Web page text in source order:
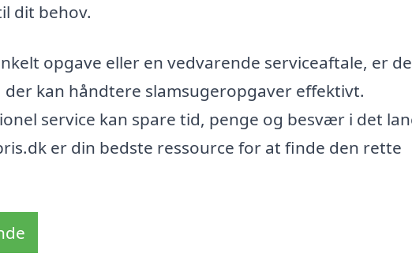
dit behov.
opgave eller en vedvarende serviceaftale, er
kan håndtere slamsugeropgaver effektivt.
service kan spare tid, penge og besvær i det
er din bedste ressource for at finde den rette